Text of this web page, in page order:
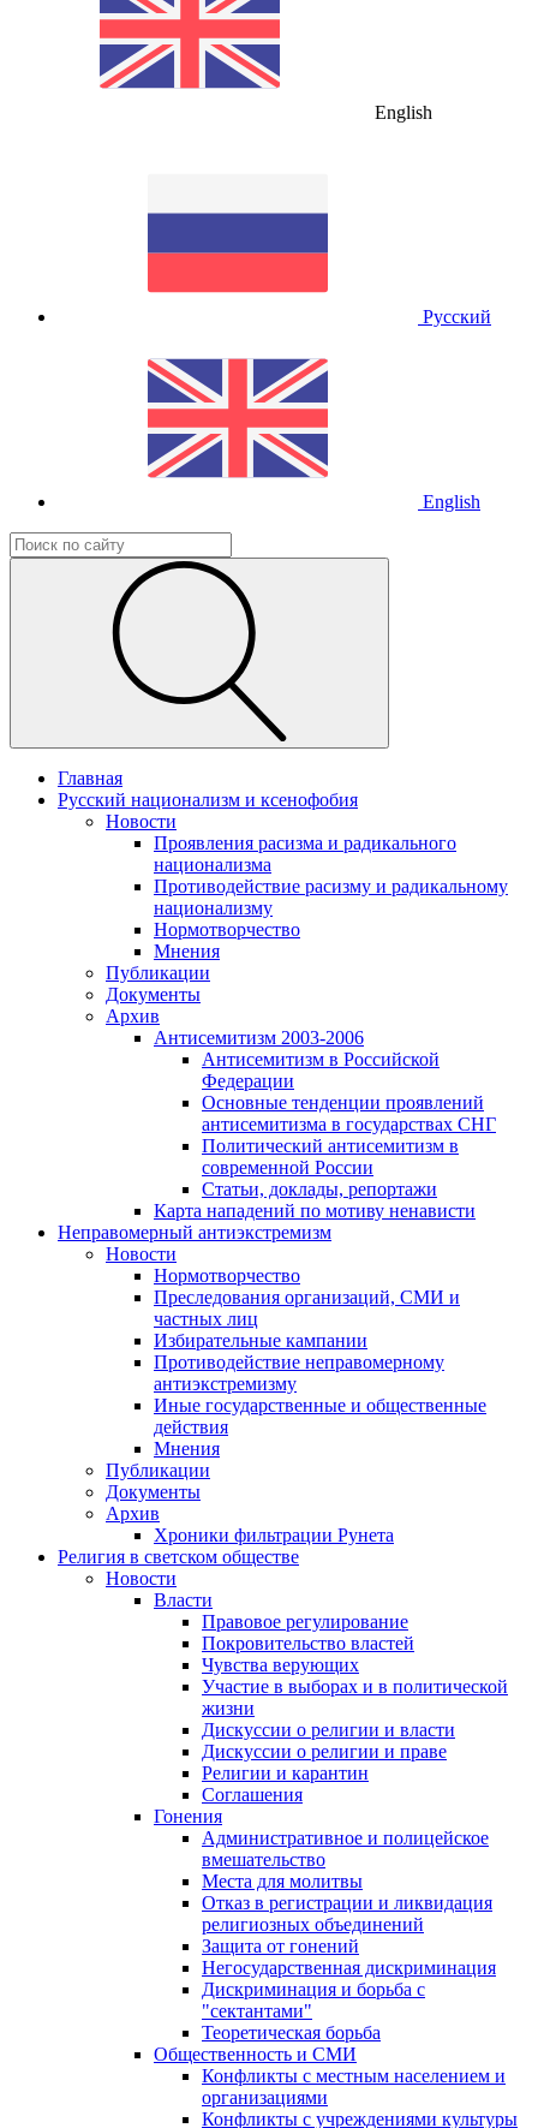
English
Русский
English
Главная
Русский национализм и ксенофобия
Новости
Проявления расизма и радикального
национализма
Противодействие расизму и радикальному
национализму
Нормотворчество
Мнения
Публикации
Документы
Архив
Антисемитизм 2003-2006
Антисемитизм в Российской
Федерации
Основные тенденции проявлений
антисемитизма в государствах СНГ
Политический антисемитизм в
современной России
Статьи, доклады, репортажи
Карта нападений по мотиву ненависти
Неправомерный антиэкстремизм
Новости
Нормотворчество
Преследования организаций, СМИ и
частных лиц
Избирательные кампании
Противодействие неправомерному
антиэкстремизму
Иные государственные и общественные
действия
Мнения
Публикации
Документы
Архив
Хроники фильтрации Рунета
Религия в светском обществе
Новости
Власти
Правовое регулирование
Покровительство властей
Чувства верующих
Участие в выборах и в политической
жизни
Дискуссии о религии и власти
Дискуссии о религии и праве
Религии и карантин
Соглашения
Гонения
Административное и полицейское
вмешательство
Места для молитвы
Отказ в регистрации и ликвидация
религиозных объединений
Защита от гонений
Негосударственная дискриминация
Дискриминация и борьба с
"сектантами"
Теоретическая борьба
Общественность и СМИ
Конфликты с местным населением и
организациями
Конфликты с учреждениями культуры